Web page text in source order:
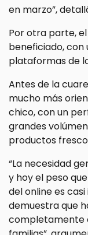
en marzo”,
Por otra parte,
beneficiado, con
plataformas de
Antes de la
mucho más
chico, con un
grandes
productos
“La necesidad
y hoy el peso
del online es
demuestra que
completamente